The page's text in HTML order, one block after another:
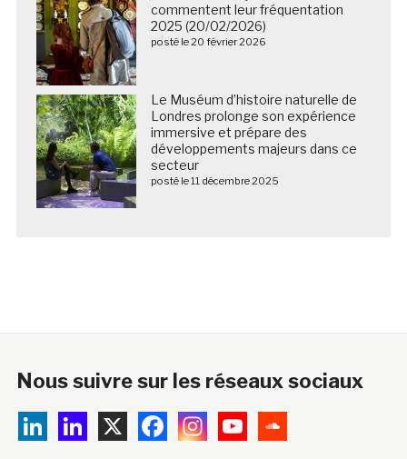
Le Muséum d’histoire naturelle de
développements majeurs dans ce
secteur
posté le 11 décembre 2025
Nous suivre sur les réseaux sociaux
A propos